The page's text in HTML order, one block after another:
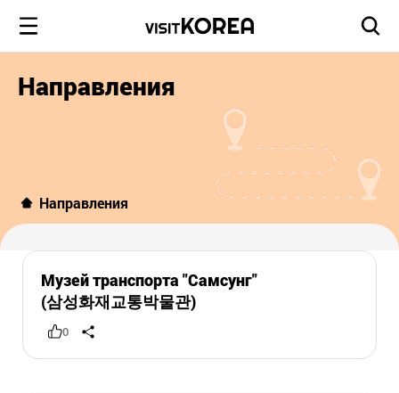
Направления
Направления
Музей транспорта "Самсунг"
(삼성화재교통박물관)
0